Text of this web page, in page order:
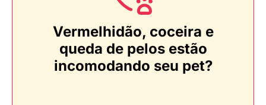
Vermelhidão, coceira e
queda de pelos estão
incomodando seu pet?